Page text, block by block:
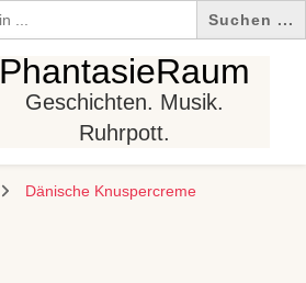
PhantasieRaum
Geschichten. Musik.
Ruhrpott.
Dänische Knuspercreme